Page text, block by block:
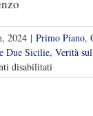
2024 | Primo Piano,
Due Sicilie, Verità sul
disabilitati
I